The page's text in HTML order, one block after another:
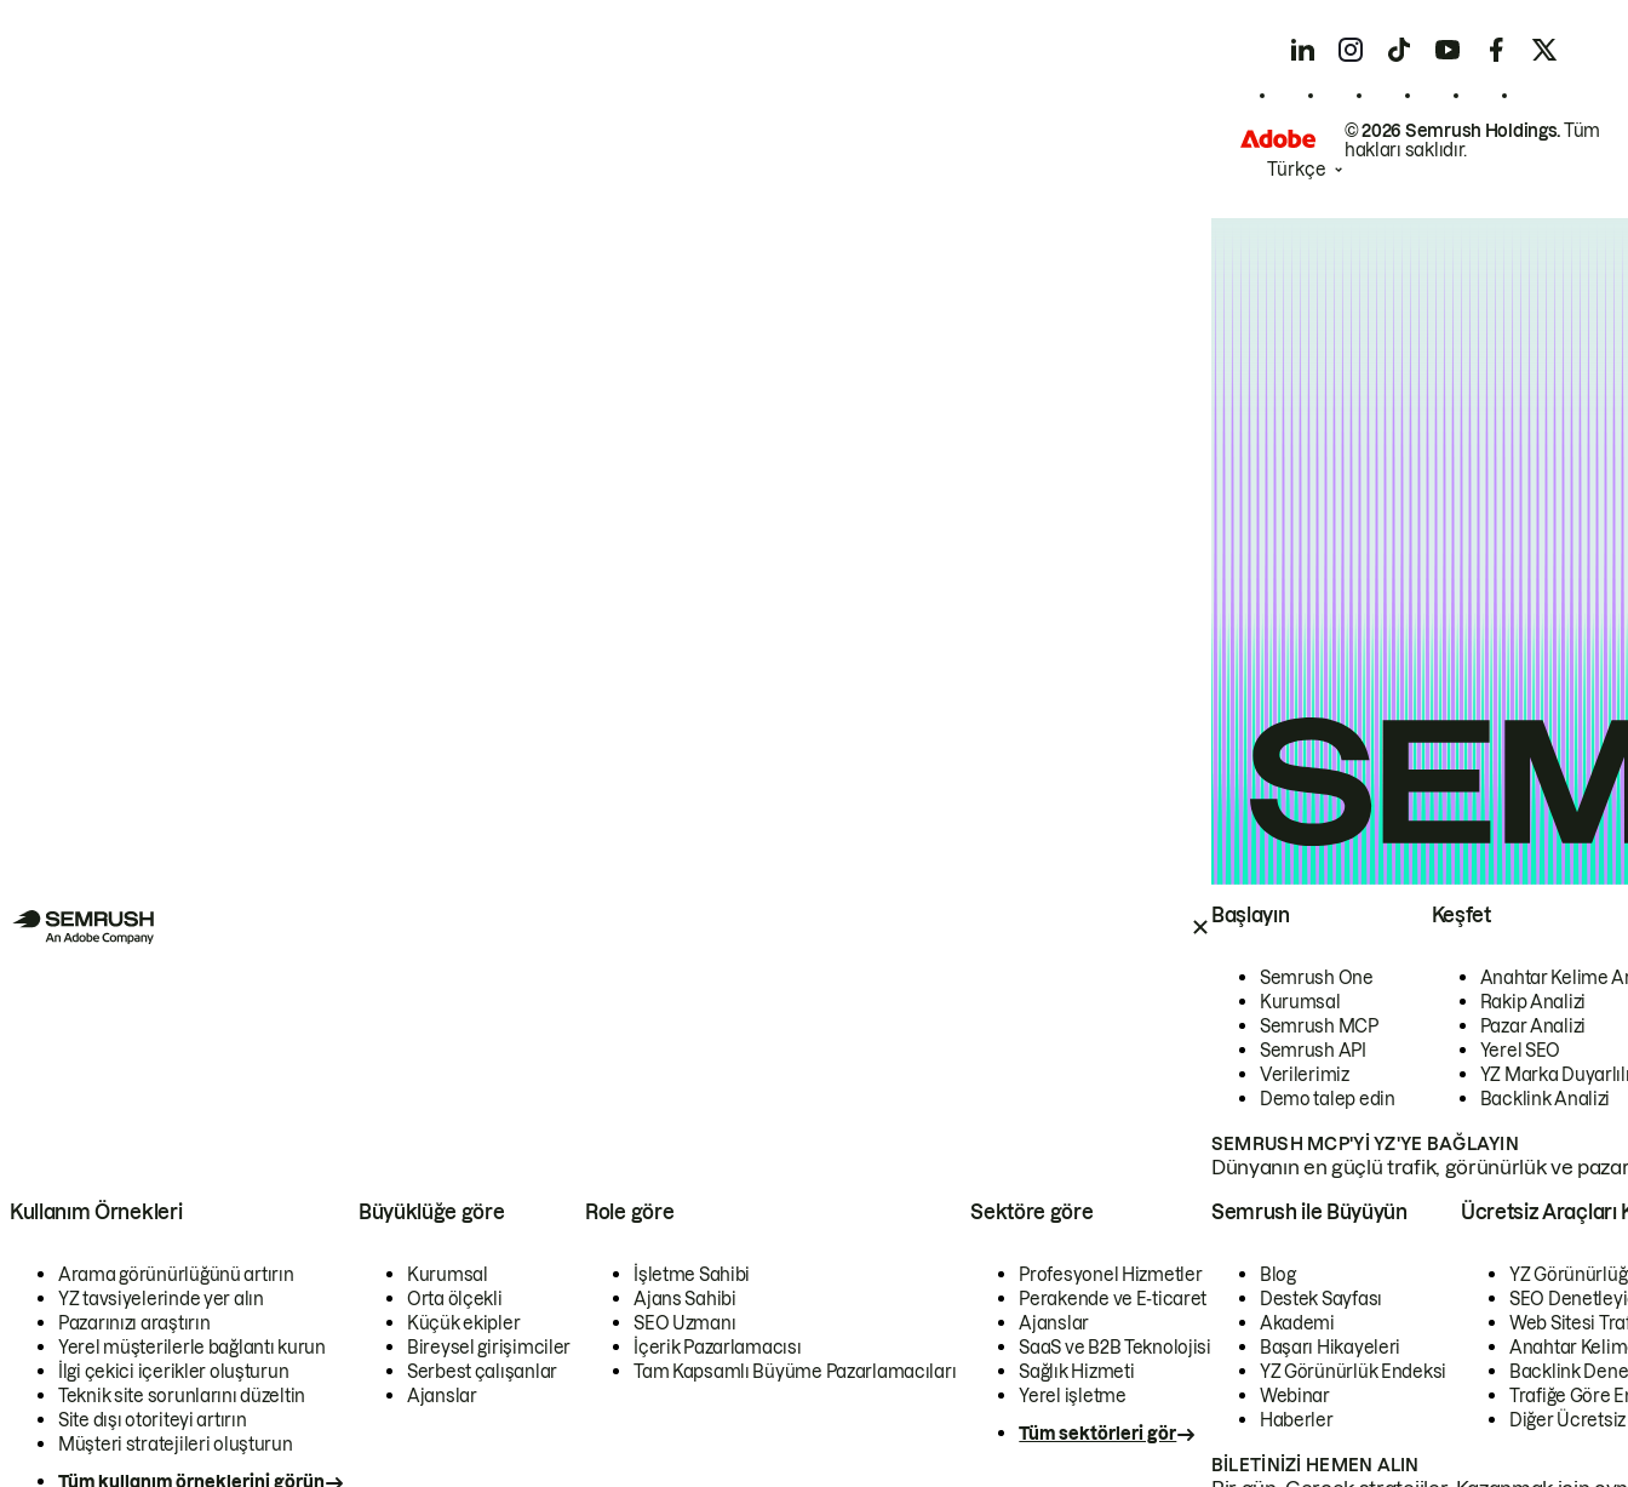
Başlayın
Semrush One
Kurumsal
Semrush MCP
Semrush API
Verilerimiz
Demo talep edin
Keşfet
Anahtar Kelime
Rakip Analizi
Pazar Analizi
Yerel SEO
YZ Marka
Backlink Analizi
SEMRUSH MCP'YI YZ'YE BAĞLAYIN
Dünyanın en güçlü trafik, görünürlük ve
Kullanım Örnekleri
Arama görünürlüğünü artırın
YZ tavsiyelerinde yer alın
Pazarınızı araştırın
Yerel müşterilerle bağlantı kurun
İlgi çekici içerikler oluşturun
Teknik site sorunlarını düzeltin
Site dışı otoriteyi artırın
Müşteri stratejileri oluşturun
Tüm kullanım örneklerini görün
Büyüklüğe göre
Kurumsal
Orta ölçekli
Küçük ekipler
Bireysel girişimciler
Serbest çalışanlar
Ajanslar
Role göre
İşletme Sahibi
Ajans Sahibi
SEO Uzmanı
İçerik Pazarlamacısı
Tam Kapsamlı Büyüme Pazarlamacıları
Sektöre göre
Profesyonel Hizmetler
Perakende ve E-ticaret
Ajanslar
SaaS ve B2B Teknolojisi
Sağlık Hizmeti
Yerel işletme
Tüm sektörleri gör
Semrush ile Büyüyün
Blog
Destek Sayfası
Akademi
Başarı Hikayeleri
YZ Görünürlük Endeksi
Webinar
Haberler
Ücretsiz Araçları
YZ
SEO
Web Sitesi
Anahtar
Backlink
Trafiğe Göre
Diğer
BILETINIZI HEMEN ALIN
© 2026 Semrush Holdings.Tüm
hakları saklıdır.
Türkçe